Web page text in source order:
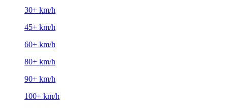
30+ km/h
45+ km/h
60+ km/h
80+ km/h
90+ km/h
100+ km/h